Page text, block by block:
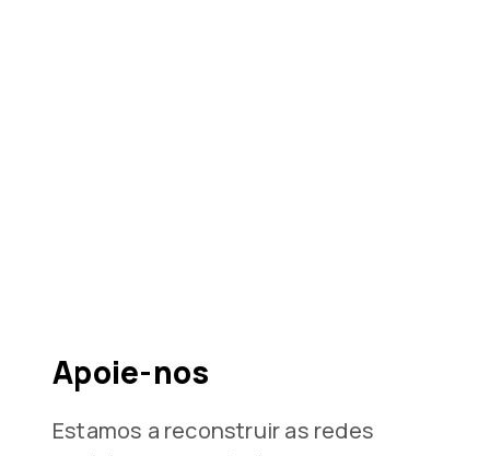
Apoie-nos
Estamos a reconstruir as redes